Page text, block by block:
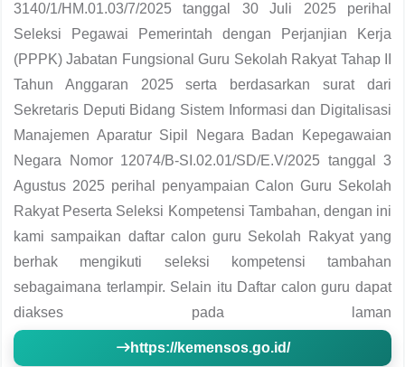
3140/1/HM.01.03/7/2025 tanggal 30 Juli 2025 perihal
Seleksi Pegawai Pemerintah dengan Perjanjian Kerja
(PPPK) Jabatan Fungsional Guru Sekolah Rakyat Tahap II
Tahun Anggaran 2025 serta berdasarkan surat dari
Sekretaris Deputi Bidang Sistem Informasi dan Digitalisasi
Manajemen Aparatur Sipil Negara Badan Kepegawaian
Negara Nomor 12074/B-SI.02.01/SD/E.V/2025 tanggal 3
Agustus 2025 perihal penyampaian Calon Guru Sekolah
Rakyat Peserta Seleksi Kompetensi Tambahan, dengan ini
kami sampaikan daftar calon guru Sekolah Rakyat yang
berhak mengikuti seleksi kompetensi tambahan
sebagaimana terlampir. Selain itu Daftar calon guru dapat
diakses pada laman
https://kemensos.go.id/